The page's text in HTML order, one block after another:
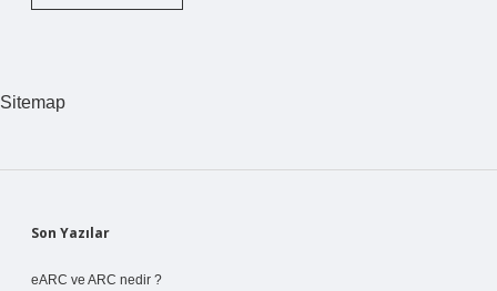
Odun
Sitemap
Sidebar
Son Yazılar
eARC ve ARC nedir ?